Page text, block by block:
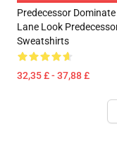
Predecessor Dominate
Lane Look
Sweatshirts
32,35 £ - 37,88 £